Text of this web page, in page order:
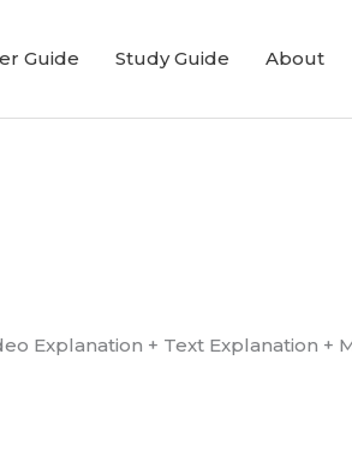
Guide Study Guide About
(Video Explanation + Text Explanation +